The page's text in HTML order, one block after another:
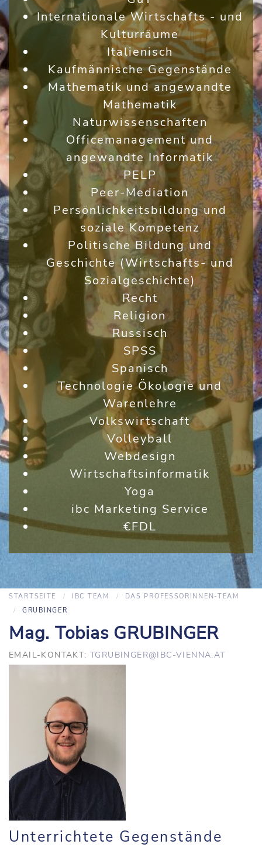
Internationale Wirtschafts - und
Kulturräume
Italienisch
Kaufmännische Gegenstände
Mathematik und angewandte
Mathematik
Naturwissenschaften
Officemanagement und
angewandte Informatik
PELP
Peer-Mediation
Persönlichkeitsbildung und
soziale Kompetenz
Politische Bildung und
Geschichte (Wirtschafts- und
Sozialgeschichte)
Recht
Religion
Russisch
SPSS
Spanisch
Technologie Ökologie und
Warenlehre
Volkswirtschaft
Volleyball
Webdesign
Wirtschaftsinformatik
Yoga
ibc Marketing Service
€FDL
STARTSEITE IBC TEAM
DAS PROFESSORINNEN-TEAM
GRUBINGER
Mag. Tobias GRUBINGER
EMAIL-KONTAKT: TGRUBINGER@IBC-VIENNA.AT
Unterrichtete Gegenstände